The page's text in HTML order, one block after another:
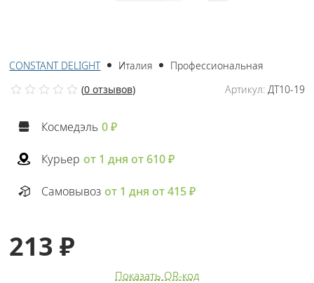
CONSTANT DELIGHT Италия
Профессиональная
Артикул:ДТ10-19
(0 отзывов)
Космедэль 0 ₽
Курьер от 1 дня от 610 ₽
Самовывоз от 1 дня от 415 ₽
213 ₽
Показать QR-код